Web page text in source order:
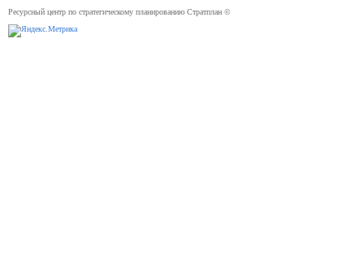
Ресурсный центр по стратегическому планированию Стратплан ©